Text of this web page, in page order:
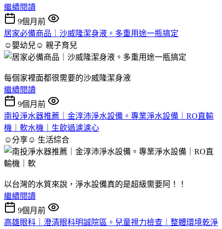
繼續閱讀
9個月前
居家必備商品｜沙威隆潔身液。多重用途一瓶搞定
☺嬰幼兒☺ 親子育兒
每個家裡面都很需要的沙威隆潔身液
繼續閱讀
9個月前
南投淨水器推薦｜金淳沛淨水設備。專業淨水設備｜RO直輸
機｜軟水機｜生飲過濾濾心
☺分享☺ 生活綜合
以台灣的水質來說，淨水設備真的是超級需要阿！！
繼續閱讀
9個月前
高雄眼科｜澄清眼科明誠院區。兒童視力檢查｜整體環境乾淨